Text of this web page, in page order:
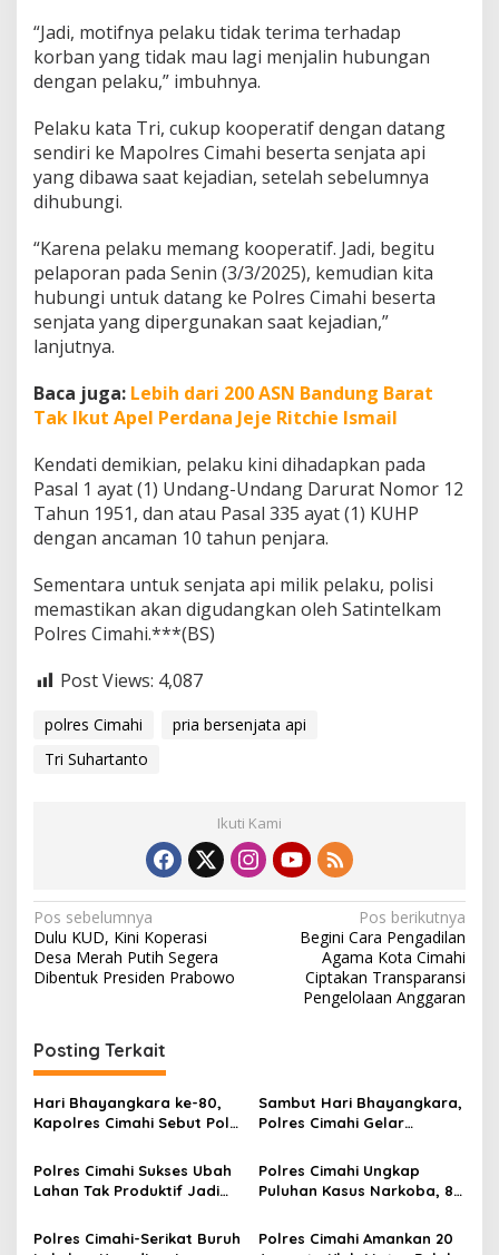
“Jadi, motifnya pelaku tidak terima terhadap
korban yang tidak mau lagi menjalin hubungan
dengan pelaku,” imbuhnya.
Pelaku kata Tri, cukup kooperatif dengan datang
sendiri ke Mapolres Cimahi beserta senjata api
yang dibawa saat kejadian, setelah sebelumnya
dihubungi.
“Karena pelaku memang kooperatif. Jadi, begitu
pelaporan pada Senin (3/3/2025), kemudian kita
hubungi untuk datang ke Polres Cimahi beserta
senjata yang dipergunakan saat kejadian,”
lanjutnya.
Baca juga: Lebih dari 200 ASN Bandung Barat
Tak Ikut Apel Perdana Jeje Ritchie Ismail
Kendati demikian, pelaku kini dihadapkan pada
Pasal 1 ayat (1) Undang-Undang Darurat Nomor 12
Tahun 1951, dan atau Pasal 335 ayat (1) KUHP
dengan ancaman 10 tahun penjara.
Sementara untuk senjata api milik pelaku, polisi
memastikan akan digudangkan oleh Satintelkam
Polres Cimahi.***(BS)
Post Views: 4,087
polres Cimahi
pria bersenjata api
Tri Suhartanto
Ikuti Kami
N
a
v
g
a
s
p
o
s
Pos sebelumnya
Dulu KUD, Kini Koperasi
Desa Merah Putih Segera
Dibentuk Presiden Prabowo
Pos berikutnya
Begini Cara Pengadilan
Agama Kota Cimahi
Ciptakan Transparansi
Pengelolaan Anggaran
Posting Terkait
Hari Bhayangkara ke-80,
Kapolres Cimahi Sebut Polri
Undang Terbaru
Sambut Hari Bhayangkara,
Polres Cimahi Gelar
Generasi Muda Bertalenta
kompetitif
Polres Cimahi Sukses Ubah
Lahan Tak Produktif Jadi
Produksi 2.500 Ton
Polres Cimahi Ungkap
Puluhan Kasus Narkoba, 80
Polres Cimahi-Serikat Buruh
Polres Cimahi Amankan 20